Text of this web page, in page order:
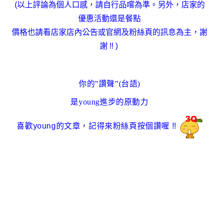
(以上評論為個人口感，請自行品嚐為準。另外，店家的
優惠活動還是餐點
價格也請看店家店內公告或官網及粉絲頁的訊息為主 ，謝
謝 !! )
你的”讚聲”(台語)
是young進步的原動力
喜歡young的文章 ，記得來粉絲頁按個讚喔 !!